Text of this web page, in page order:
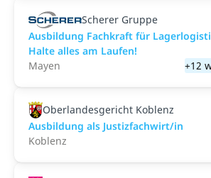
Scherer Gruppe
Ausbildung Fachkraft für
Halte alles am Laufen!
Mayen
+12
Oberlandesgericht Koblenz
Ausbildung als Justizfachwirt/in
Koblenz